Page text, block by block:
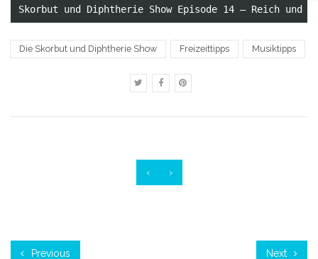
00:00 79:06
Skorbut und Diphtherie Show Episode 14 – Reich
Die Skorbut und Diphtherie Show Freizeittipps Musiktipps
‹ ›
Previous Next